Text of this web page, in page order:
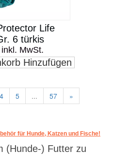
Life
6 türkis
MwSt.
Hinzufügen
4 5 ... 57 »
für Hunde, Katzen und Fische!
(Hunde-) Futter zu